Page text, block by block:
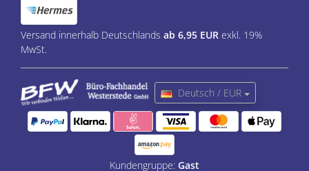
Versand innerhalb Deutschlands ab 6,95 EUR exkl. 19%
MwSt.
Deutsch / EUR
Kundengruppe: Gast